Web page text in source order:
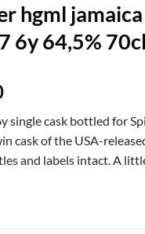
hgml
6y 64,5% 70cl
Huidige
is:
€ 295,00.
single cask bottled for
cask of the USA-
and labels intact. A